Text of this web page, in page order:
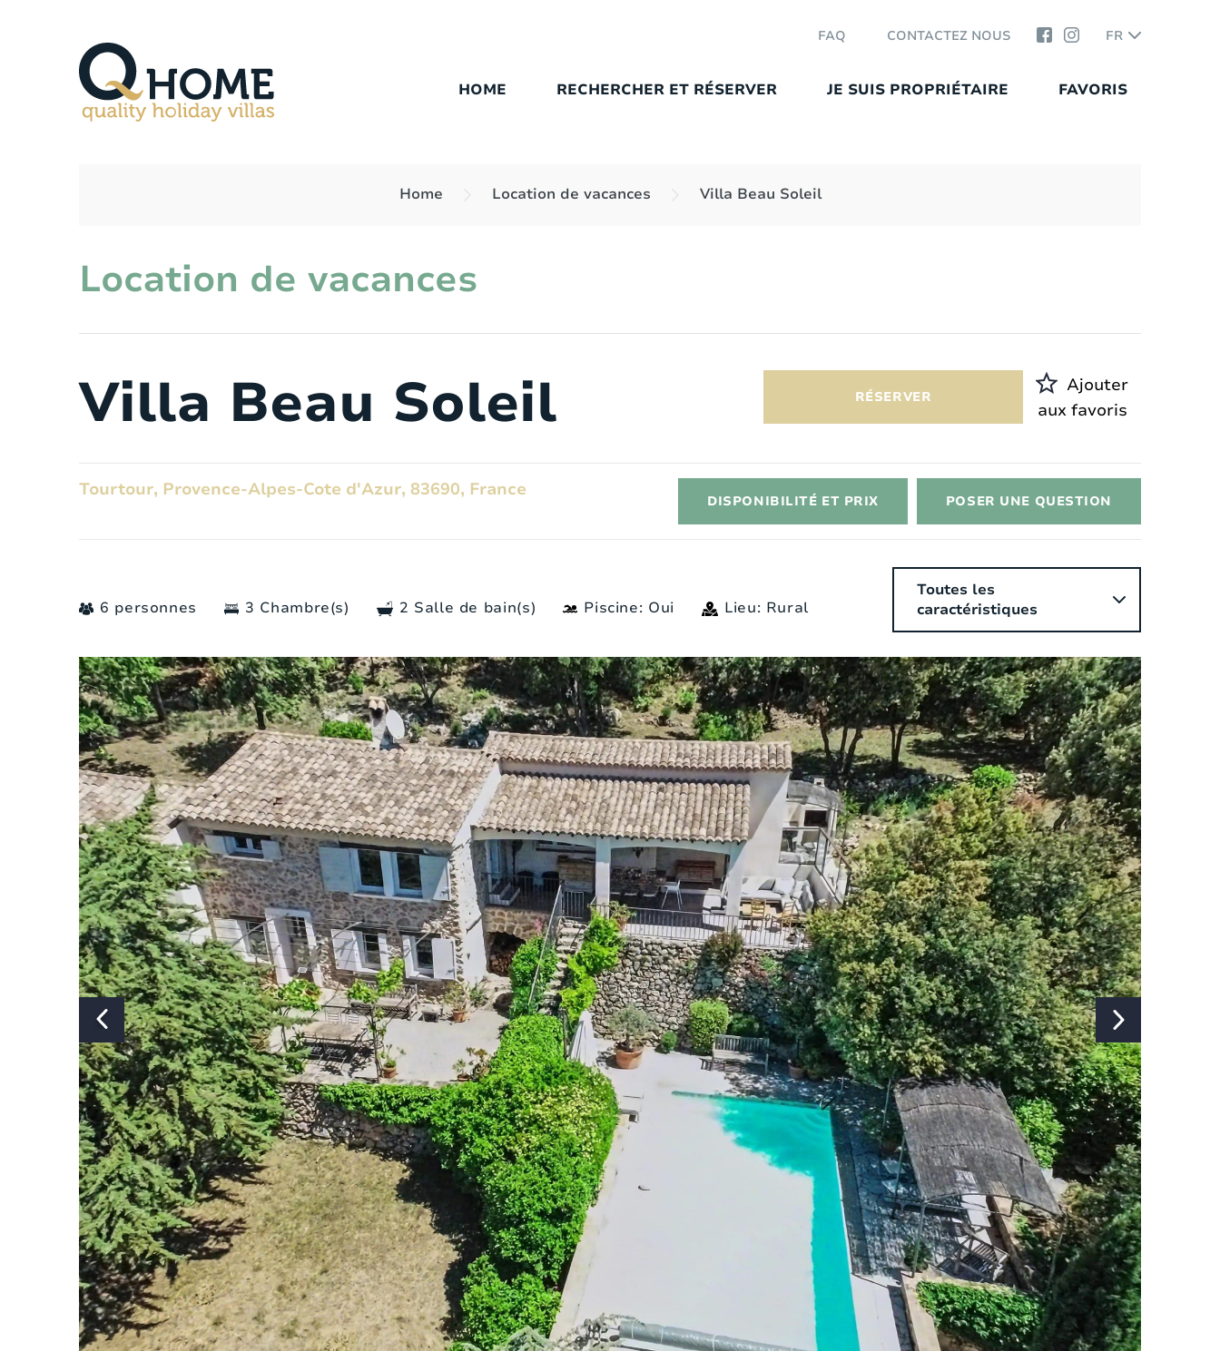
FAQ CONTACTEZ NOUS FR
HOME RECHERCHER ET RÉSERVER JE SUIS PROPRIÉTAIRE FAVORIS
Home Location de vacances Villa Beau Soleil
Location de vacances
Villa Beau Soleil RÉSERVER
Ajouter
aux favoris
Tourtour, Provence-Alpes-Cote d'Azur, 83690, France
DISPONIBILITÉ ET PRIX POSER UNE QUESTION
Toutes les
caractéristiques
6 personnes 3 Chambre(s) 2 Salle de bain(s) Piscine: Oui Lieu: Rural
Nombre des personnes: 6
Chambres a coucher: 3
Nombre de salle de bain: 2
Nombre de douches: 2
Nombre de toilettes: 2
Climatisation: En partie
Piscine: Oui
Piscine chauffée: Non
Piscine verrouillable: Non
Four à pizza: Non
Jacuzzi: Non
Sauna: Non
Animaux domestiques: Sur demande
Jardin clos: En partie
Adapté aux personnes à
mobilité réduite:
Non
Type de maison: Villa individuelle
Style:
Provençaalse landstenen
woning
Surface: 5000 m2
Lieu: Rural
Douche d'extérieur: Non
Taille de la piscine: 8m x 4m x 1.5m
Cuisine extérieure: Non
BBQ: Plancha
Jeu de boule: Non
Terrain de jeu: Non
Trampoline: Non
Table de ping-pong: Non
Court de tennis:
Tout près (distance
Terrain de golf:
Terrain de jeu:
Intérieur
Style: Contemporain
Surface de la maison: 150 m2
Chauffage: Électrique
Cheminée: Oui
Internet: Oui
Type d'Internet: Wifi
Télévision: Oui
Chaînes de
télévision:
Chaînes
internationales
Installation de musique: Oui
Studio/appartement séparé: Non
Machine à laver: Oui
Planche et fer à repasser: Oui
Séchoir: Oui
Plaque de cuisson: Oui
Type de plaque
de cuisson:
Induction, 4
plâques